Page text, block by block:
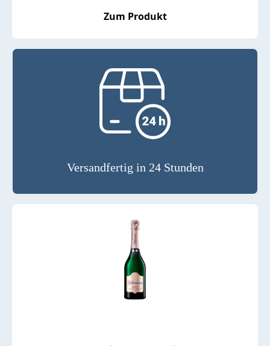
Zum Produkt
Versandfertig in 24 Stunden